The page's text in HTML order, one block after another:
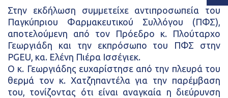
Στην εκδήλωση συμμετείχε αντιπροσωπεία του
Παγκύπριου Φαρμακευτικού Συλλόγου (ΠΦΣ),
αποτελούμενη από τον Πρόεδρο κ. Πλούταρχο
Γεωργιάδη και την εκπρόσωπο του ΠΦΣ στην
PGEU, κα. Ελένη Πιέρα Ισσέγιεκ.
Ο κ. Γεωργιάδης ευχαρίστησε από την πλευρά του
θερμά τον κ. Χατζηπαντέλα για την παρέμβαση
του, τονίζοντας ότι είναι αναγκαία η διεύρυνση